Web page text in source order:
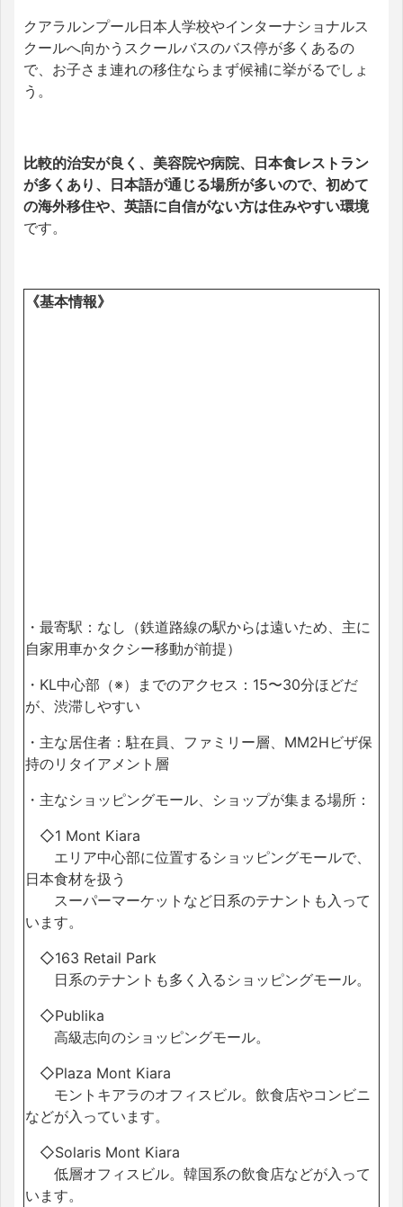
クアラルンプール日本人学校やインターナショナルス
クールへ向かうスクールバスのバス停が多くあるの
で、お子さま連れの移住ならまず候補に挙がるでしょ
う。
比較的治安が良く、美容院や病院、日本食レストラン
が多くあり、日本語が通じる場所が多いので、初めて
の海外移住や、英語に自信がない方は住みやすい環境
です。
《基本情報》
・最寄駅：なし（鉄道路線の駅からは遠いため、主に
自家用車かタクシー移動が前提）
・KL中心部（※）までのアクセス：15〜30分ほどだ
が、渋滞しやすい
・主な居住者：駐在員、ファミリー層、MM2Hビザ保
持のリタイアメント層
・主なショッピングモール、ショップが集まる場所：
◇1 Mont Kiara
エリア中心部に位置するショッピングモールで、
日本食材を扱う
スーパーマーケットなど日系のテナントも入って
います。
◇163 Retail Park
日系のテナントも多く入るショッピングモール。
◇Publika
高級志向のショッピングモール。
◇Plaza Mont Kiara
モントキアラのオフィスビル。飲食店やコンビニ
などが入っています。
◇Solaris Mont Kiara
低層オフィスビル。韓国系の飲食店などが入って
います。